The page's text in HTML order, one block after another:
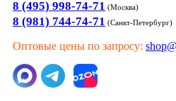
8 (495) 998-74-71 (Москва)
8 (981) 744-74-71 (Санкт-Петербург)
Оптовые цены по запросу: